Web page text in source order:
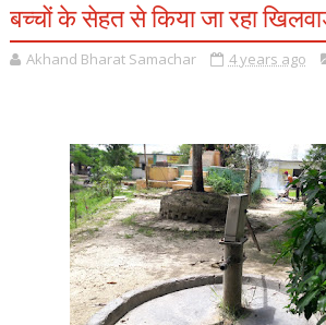
बच्चों के सेहत से किया जा रहा
Akhand Bharat Samachar 4 years ago